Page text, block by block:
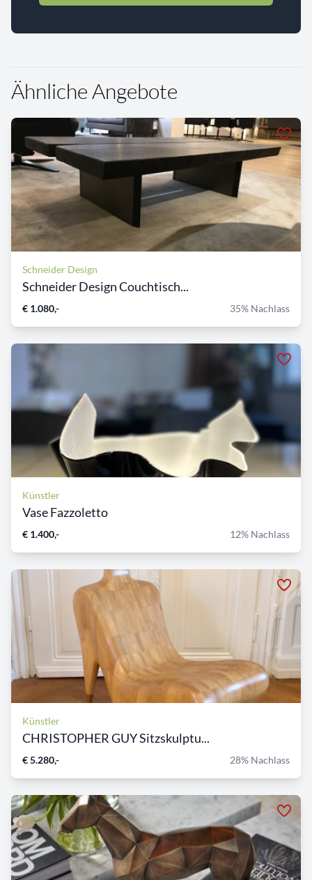
Ähnliche Angebote
Schneider Design
Schneider Design Couchtisch...
€ 1.080,- 35% Nachlass
Künstler
Vase Fazzoletto
€ 1.400,- 12% Nachlass
Künstler
CHRISTOPHER GUY Sitzskulptu...
€ 5.280,- 28% Nachlass